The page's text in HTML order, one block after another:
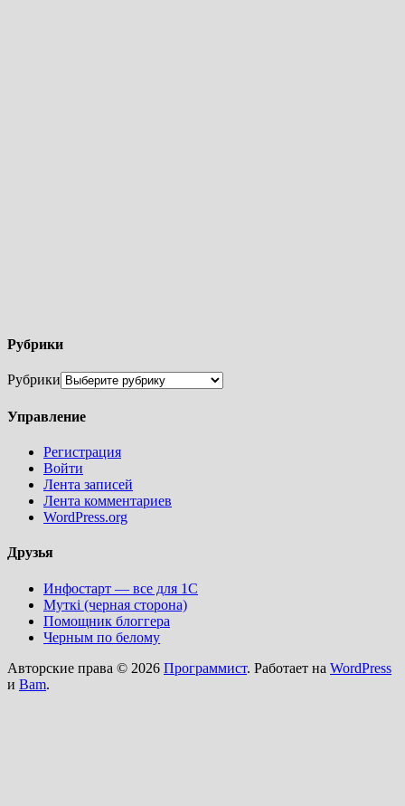
Рубрики
Рубрики
Управление
Регистрация
Войти
Лента записей
Лента комментариев
WordPress.org
Друзья
Инфостарт — все для 1С
Муткi (черная сторона)
Помощник блоггера
Черным по белому
Авторские права © 2026 Программист. Работает на WordPress
и Bam.